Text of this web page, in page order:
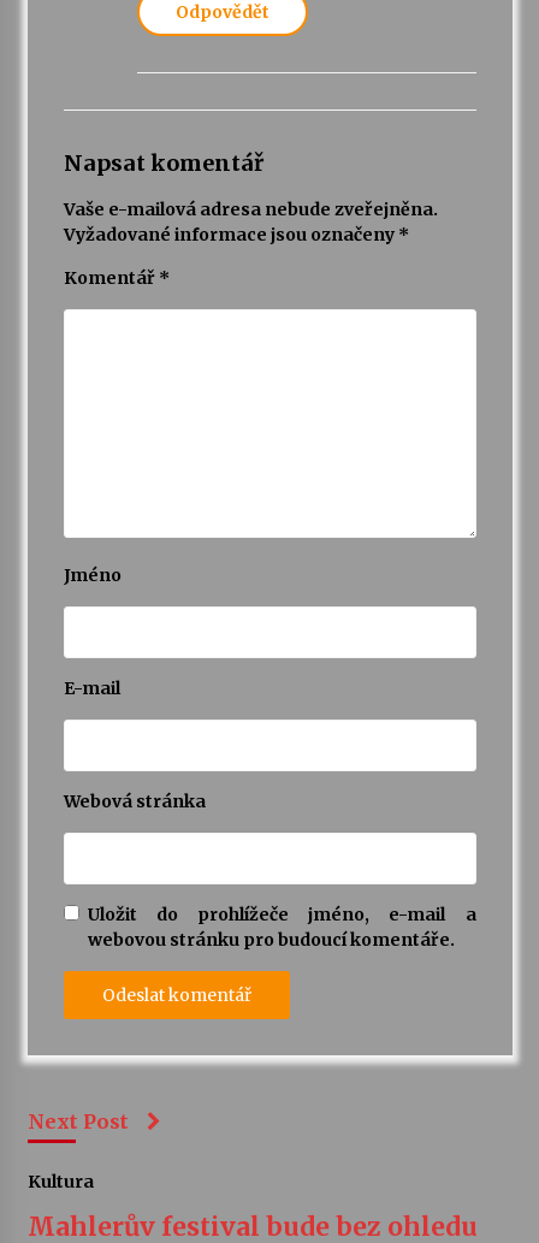
Odpovědět
Napsat komentář
Vaše e-mailová adresa nebude zveřejněna.
Vyžadované informace jsou označeny *
Komentář *
Jméno
E-mail
Webová stránka
Uložit do prohlížeče jméno, e-mail a
webovou stránku pro budoucí komentáře.
Next Post
Kultura
Mahlerův festival bude bez ohledu